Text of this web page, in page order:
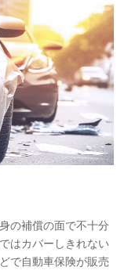
供等を通じて取得
さまの識別子、
利用に関する情
性別、年齢、家族
ト利用履歴などが
各種サービスな
種サービスのご契
用時の行動に関す
動に関する情報、
入場所・決済に関
の補償の面で不十分
はカバーしきれない
で自動車保険が販売